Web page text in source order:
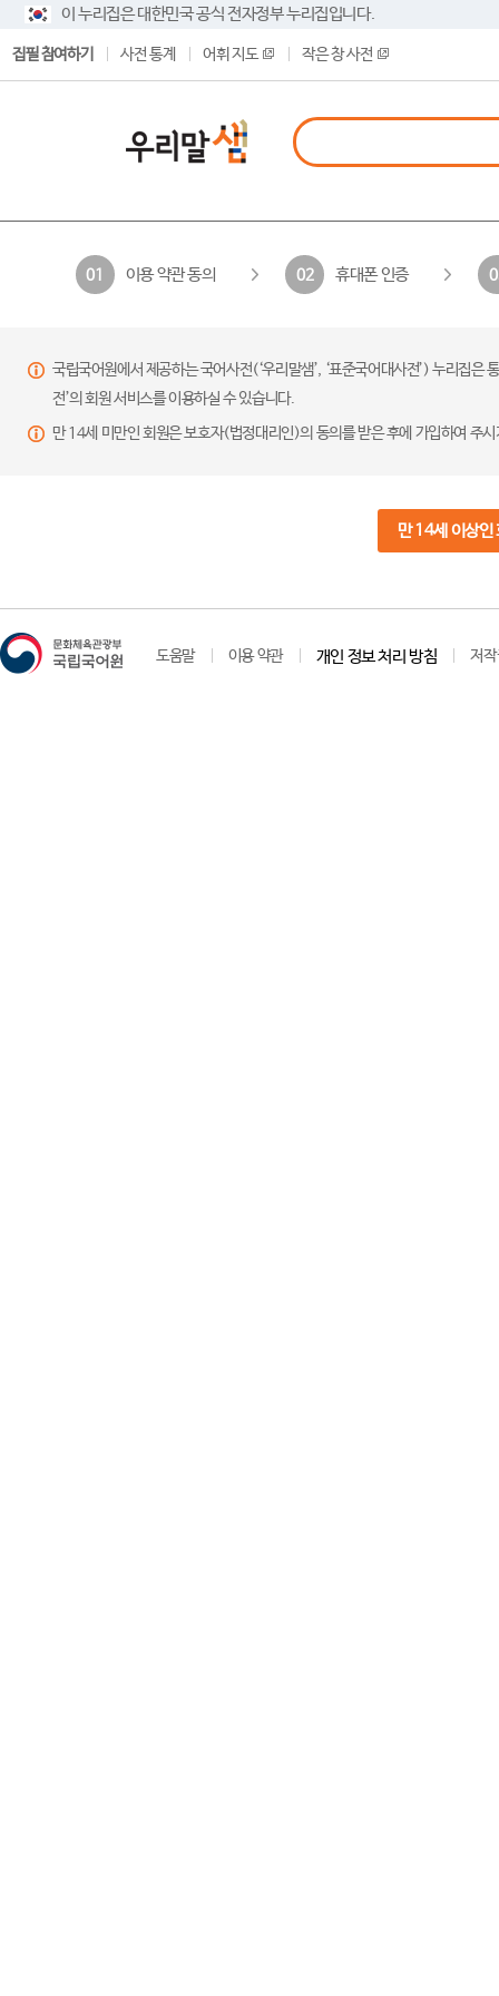
이 누리집은 대한민국 공식 전자정부 누리집입니다.
집필 참여하기 사전 통계 어휘 지도 작은 창 사전
01 이용 약관 동의 02 휴대폰 인증
국립국어원에서 제공하는 국어사전(‘우리말샘’, ‘표준국어대사전’) 누리집
전’의 회원 서비스를 이용하실 수 있습니다.
만 14세 미만인 회원은 보호자(법정대리인)의 동의를 받은 후에 가입하여 주
만 14세 이상인
도움말 이용 약관 개인 정보 처리 방침 저